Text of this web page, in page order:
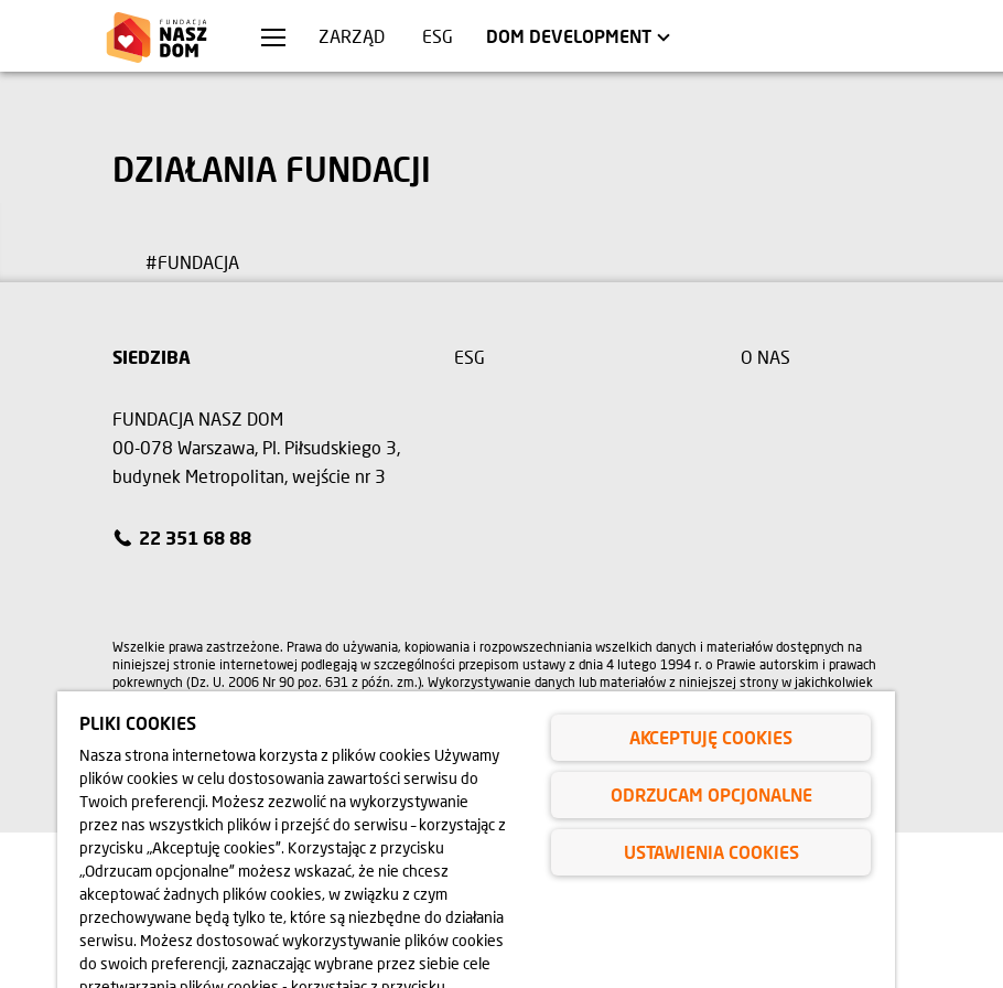
ZARZĄD ESG DOM DEVELOPMENT
WARSZAWA WROCŁAW
DZIAŁANIA FUNDACJI
#FUNDACJA
SIEDZIBA
FUNDACJA NASZ DOM
00-078 Warszawa, Pl. Piłsudskiego 3,
budynek Metropolitan, wejście nr 3
22 351 68 88
ESG O NAS
Wszelkie prawa zastrzeżone. Prawa do używania, kopiowania i rozpowszechniania wszelkich danych i materiałów dostępnych na
niniejszej stronie internetowej podlegają w szczególności przepisom ustawy z dnia 4 lutego 1994 r. o Prawie autorskim i prawach
pokrewnych (Dz. U. 2006 Nr 90 poz. 631 z późn. zm.). Wykorzystywanie danych lub materiałów z niniejszej strony w jakichkolwiek
o kontakt na adres: fundacja@domd.pl
PLIKI COOKIES
Nasza strona internetowa korzysta z plików cookies Używamy
plików cookies w celu dostosowania zawartości serwisu do
Twoich preferencji. Możesz zezwolić na wykorzystywanie
przez nas wszystkich plików i przejść do serwisu – korzystając z
przycisku „Akceptuję cookies”. Korzystając z przycisku
„Odrzucam opcjonalne” możesz wskazać, że nie chcesz
akceptować żadnych plików cookies, w związku z czym
przechowywane będą tylko te, które są niezbędne do działania
serwisu. Możesz dostosować wykorzystywanie plików cookies
do swoich preferencji, zaznaczając wybrane przez siebie cele
AKCEPTUJĘ COOKIES
ODRZUCAM OPCJONALNE
USTAWIENIA COOKIES